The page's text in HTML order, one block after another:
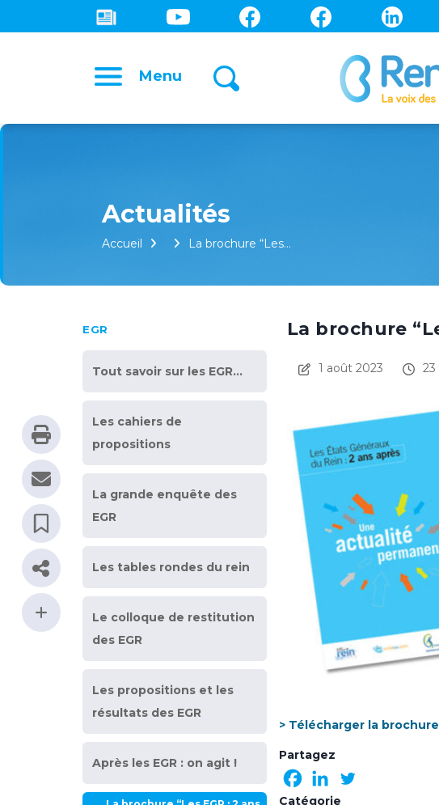
Menu
Accueil La brochure “Les…
EGR
Tout savoir sur les EGR…
Les cahiers de
propositions
La grande enquête des
EGR
Les tables rondes du rein
Le colloque de restitution
des EGR
Les propositions et les
résultats des EGR
Après les EGR : on agit !
La brochure
1 août 2023
> Télécharger la
Partagez
Catégorie